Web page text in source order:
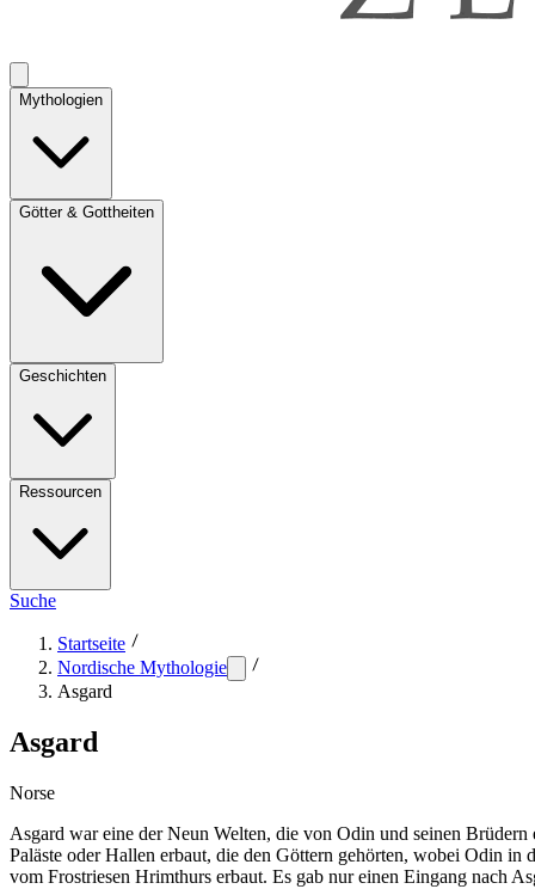
Mythologien
Götter & Gottheiten
Geschichten
Ressourcen
Suche
Startseite
Nordische Mythologie
Asgard
Asgard
Norse
Asgard war eine der Neun Welten, die von Odin und seinen
Paläste oder Hallen erbaut, die den Göttern gehörten, wobei Odin in
vom Frostriesen Hrimthurs erbaut. Es gab nur einen Eingang nach